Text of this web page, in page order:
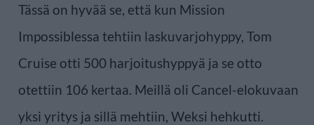
Tässä on hyvää se, että kun Mission
Impossiblessa tehtiin laskuvarjohyppy, Tom
Cruise otti 500 harjoitushyppyä ja se otto
otettiin 106 kertaa. Meillä oli Cancel-elokuvaan
yksi yritys ja sillä mehtiin, Weksi hehkutti.